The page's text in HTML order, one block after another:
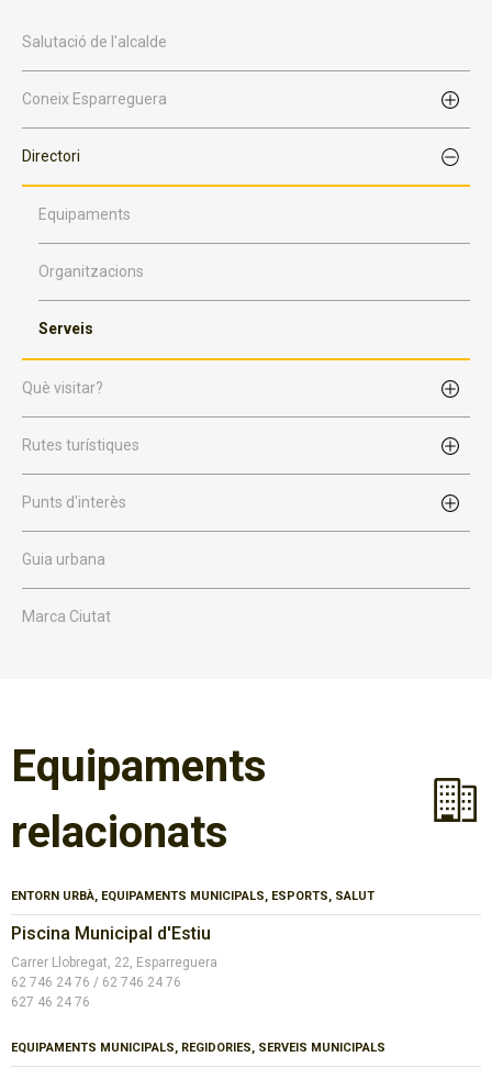
Salutació de l'alcalde
Coneix Esparreguera
Directori
Equipaments
Organitzacions
Serveis
Què visitar?
Rutes turístiques
Punts d'interès
Guia urbana
Marca Ciutat
Equipaments
relacionats
ENTORN URBÀ, EQUIPAMENTS MUNICIPALS, ESPORTS, SALUT
Piscina Municipal d'Estiu
Carrer Llobregat, 22, Esparreguera
62 746 24 76 / 62 746 24 76
627 46 24 76
EQUIPAMENTS MUNICIPALS, REGIDORIES, SERVEIS MUNICIPALS